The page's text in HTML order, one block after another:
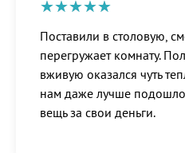
Поставили в столовую,
перегружает комнату.
вживую оказался чуть
нам даже лучше
вещь за свои деньги.